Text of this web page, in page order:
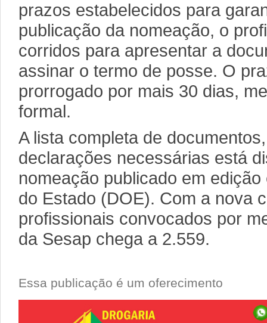
prazos estabelecidos para
publicação da nomeação, o
corridos para apresentar a
assinar o termo de posse. O
prorrogado por mais 30 dias,
formal.
A lista completa de
declarações necessárias está
nomeação publicado em
do Estado (DOE). Com a nova
profissionais convocados por
da Sesap chega a 2.559.
Essa publicação é um oferecimento